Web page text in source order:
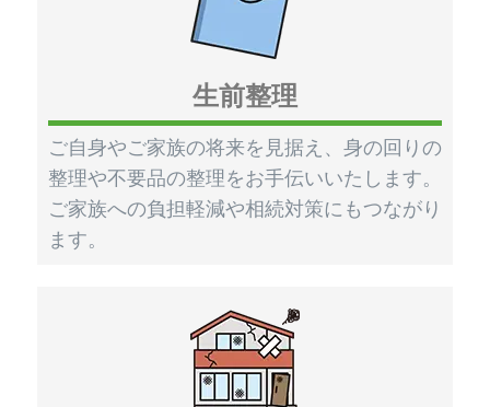
生前整理
ご自身やご家族の将来を見据え、身の回りの
整理や不要品の整理をお手伝いいたします。
ご家族への負担軽減や相続対策にもつながり
ます。